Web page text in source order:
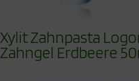
Xylit Zahnpasta
Zahngel Erdbeere